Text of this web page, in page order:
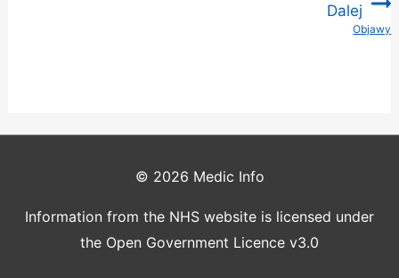
Dalej
Objawy
© 2026 Medic Info
Information from the NHS website is licensed under
the Open Government Licence v3.0